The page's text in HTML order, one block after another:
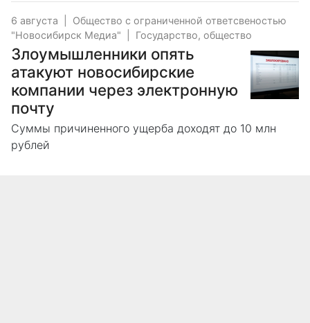
6 августа
Общество с ограниченной ответсвеностью
"Новосибирск Медиа"
Государство, общество
Злоумышленники опять
атакуют новосибирские
компании через электронную
почту
Суммы причиненного ущерба доходят до 10 млн
рублей